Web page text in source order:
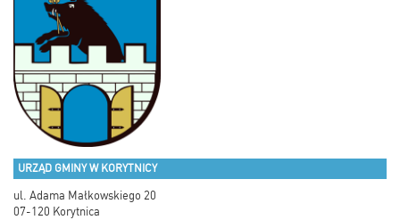
URZĄD GMINY W KORYTNICY
ul. Adama Małkowskiego 20
07-120 Korytnica